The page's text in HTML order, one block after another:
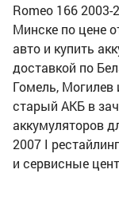
Romeo 166 2003-
Минске по цене
авто и купить
доставкой по
Гомель, Могилев
старый АКБ в
аккумуляторов
2007 I
и сервисные